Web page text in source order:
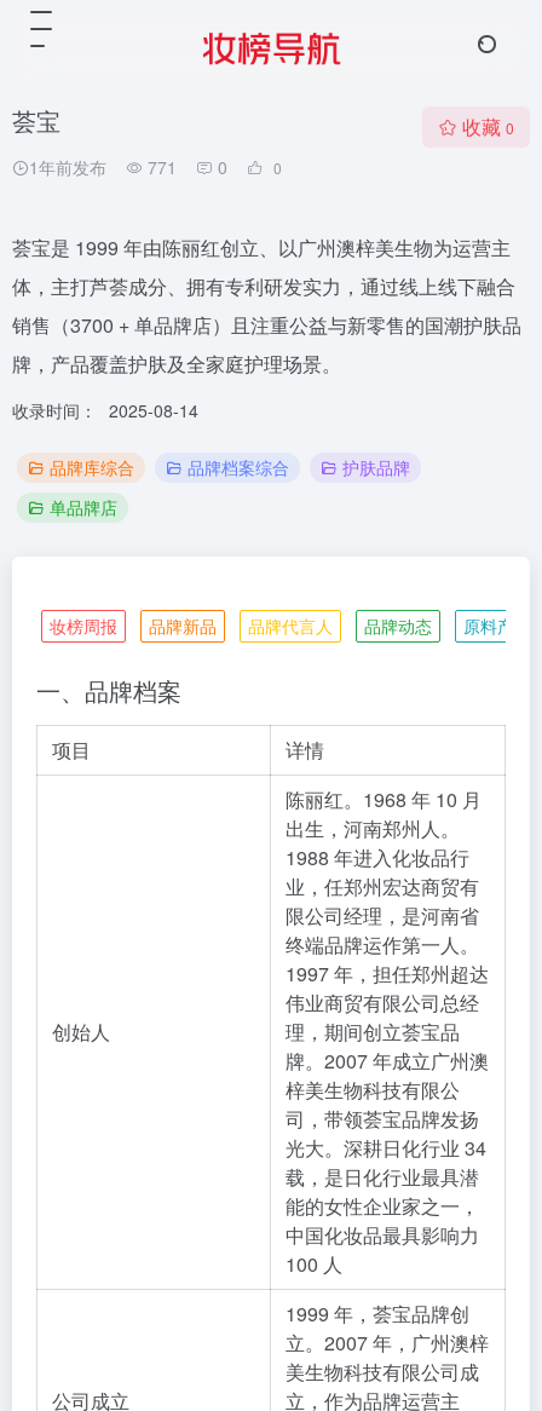
荟宝
1年前发布 771 0 0
收藏 0
荟宝是 1999 年由陈丽红创立、以广州澳梓美生物为运营主
体，主打芦荟成分、拥有专利研发实力，通过线上线下融合
销售（3700 + 单品牌店）且注重公益与新零售的国潮护肤品
牌，产品覆盖护肤及全家庭护理场景。
收录时间： 2025-08-14
品牌库综合 品牌档案综合
护肤品牌
单品牌店
妆榜周报 品牌新品 品牌代言人 品牌动态 原料产业
一、品牌档案
项目 详情
创始人
陈丽红。1968 年 10 月
出生，河南郑州人。
1988 年进入化妆品行
业，任郑州宏达商贸有
限公司经理，是河南省
终端品牌运作第一人。
1997 年，担任郑州超达
伟业商贸有限公司总经
理，期间创立荟宝品
牌。2007 年成立广州澳
梓美生物科技有限公
司，带领荟宝品牌发扬
光大。深耕日化行业 34
载，是日化行业最具潜
能的女性企业家之一，
中国化妆品最具影响力
100 人
公司成立
1999 年，荟宝品牌创
立。2007 年，广州澳梓
美生物科技有限公司成
立，作为品牌运营主